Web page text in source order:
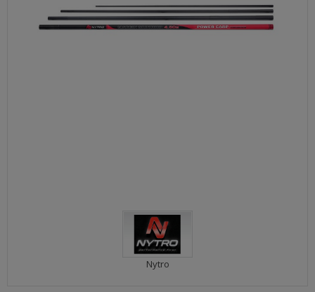
Nytro